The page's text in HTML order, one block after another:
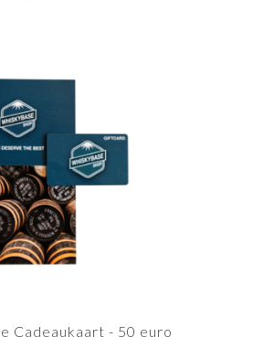
Cadeaukaart - 50 euro